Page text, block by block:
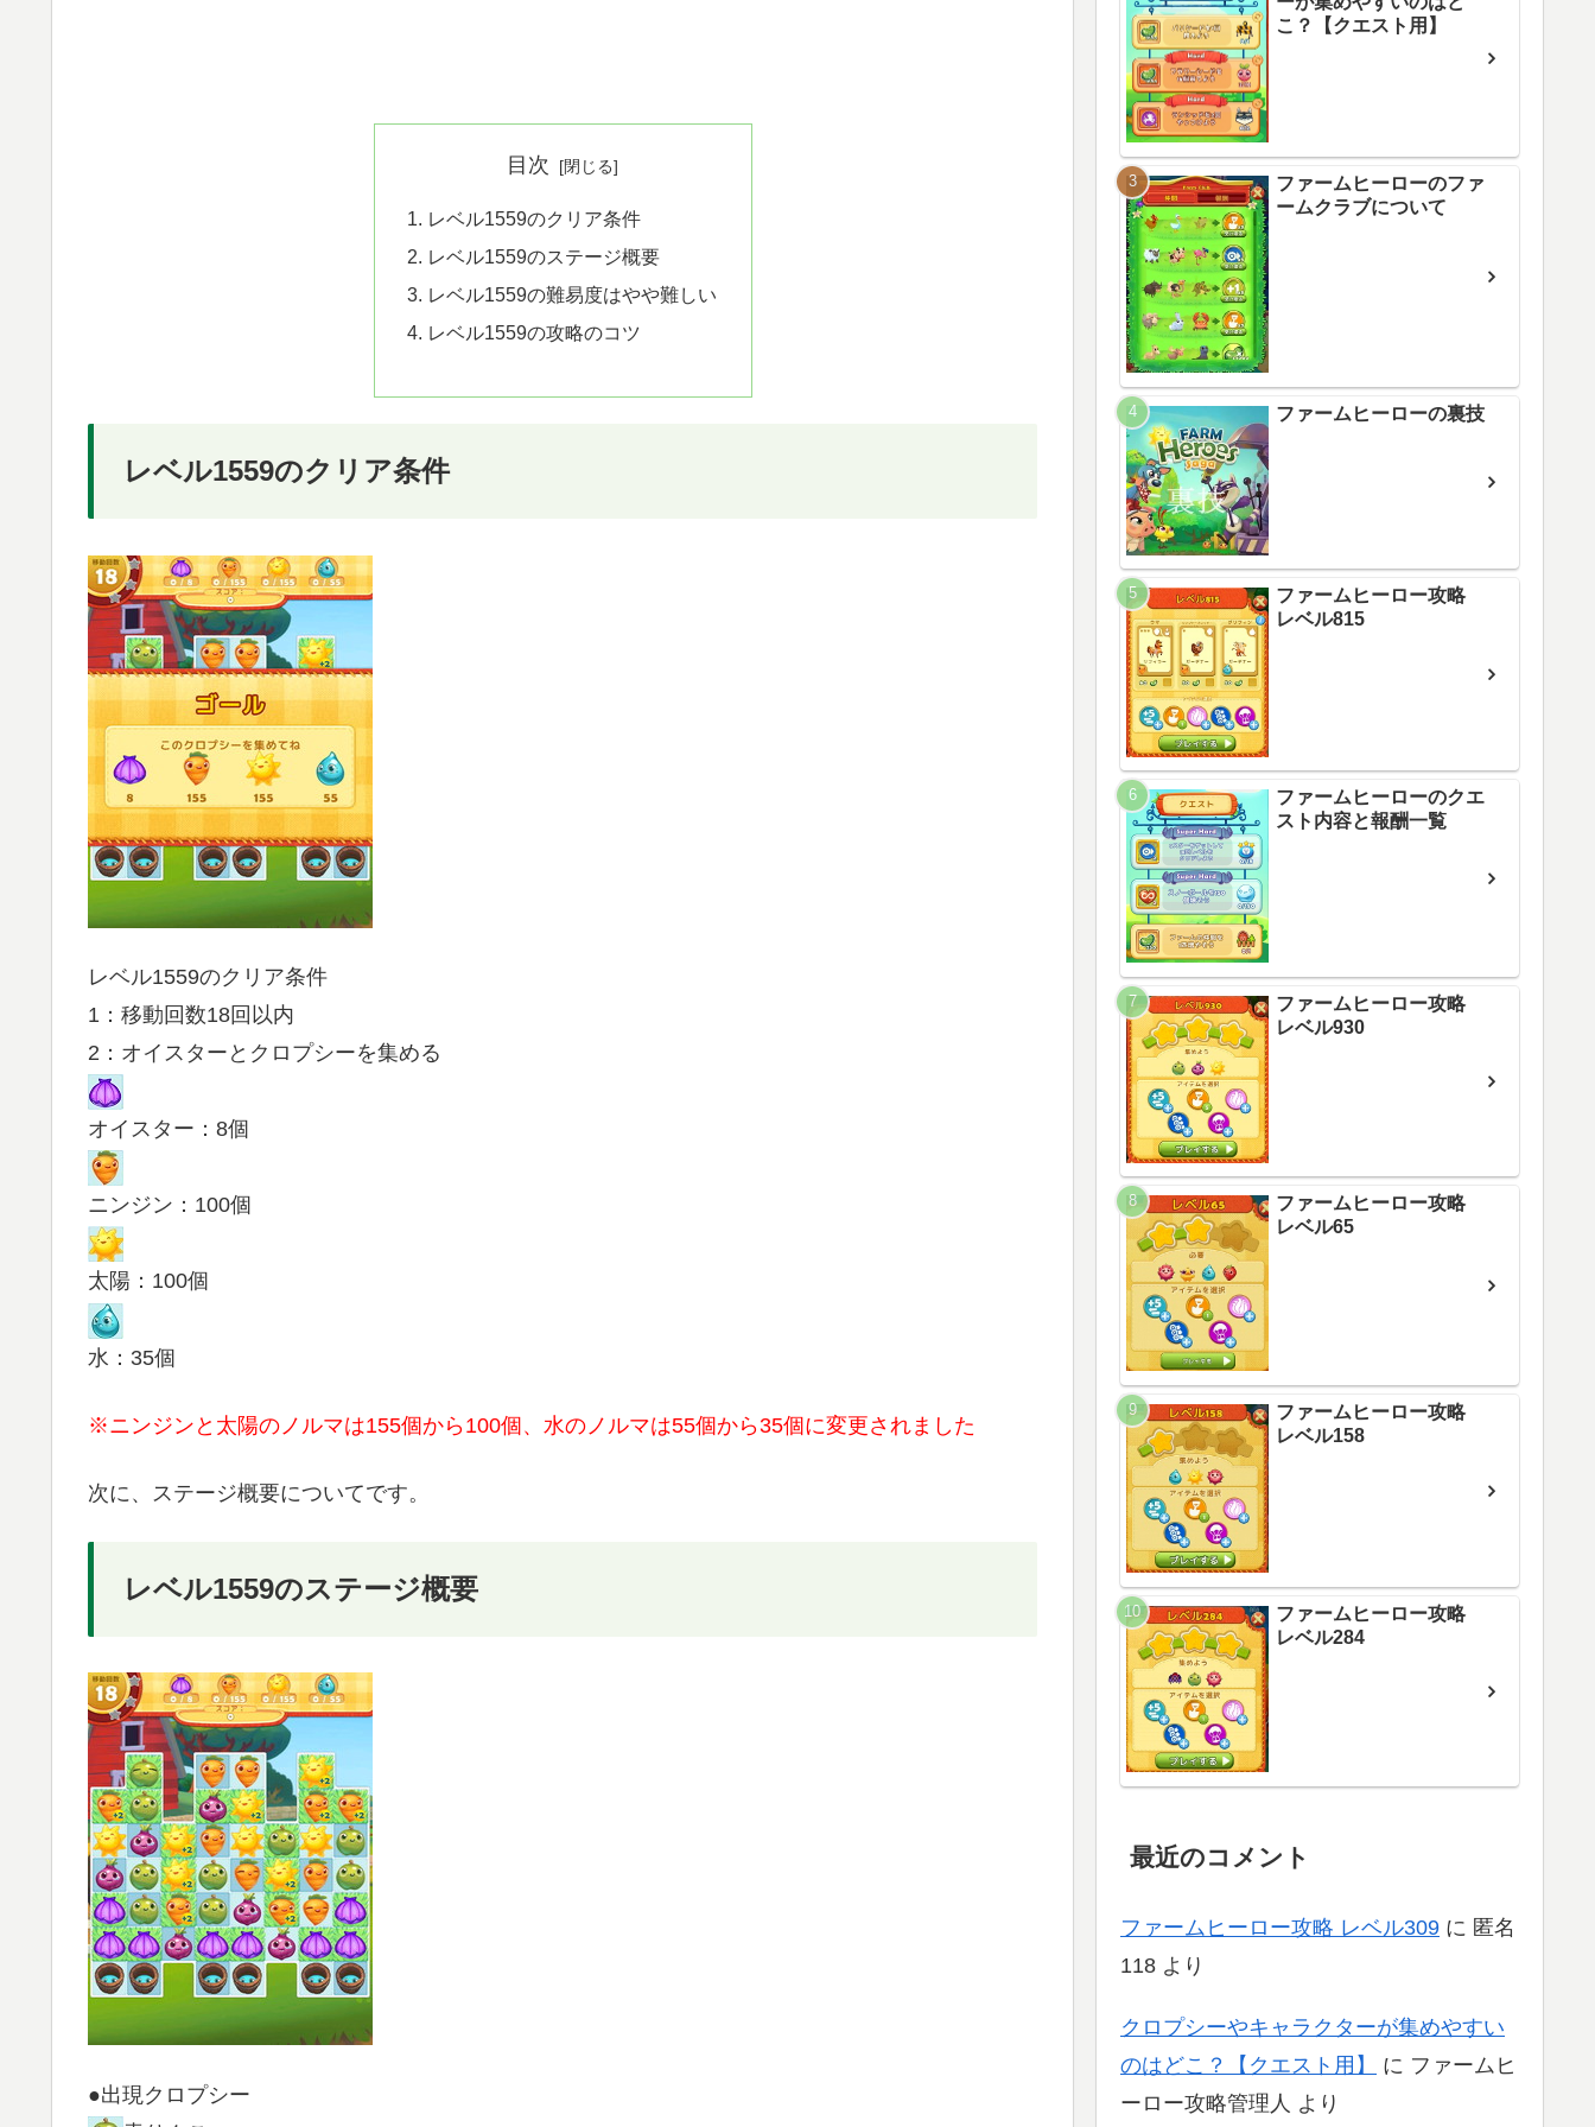
目次
レベル1559のクリア条件
レベル1559のステージ概要
レベル1559の難易度はやや難しい
レベル1559の攻略のコツ
レベル1559のクリア条件
レベル1559のクリア条件
1：移動回数18回以内
2：オイスターとクロプシーを集める
オイスター：8個
ニンジン：100個
太陽：100個
水：35個
※ニンジンと太陽のノルマは155個から100個、水のノルマは55個から35個に変更されました
次に、ステージ概要についてです。
レベル1559のステージ概要
●出現クロプシー
こ？【クエスト用】
ファームヒーローのファ
ームクラブについて
ファームヒーローの裏技
ファームヒーロー攻略
レベル815
ファームヒーローのクエ
スト内容と報酬一覧
ファームヒーロー攻略
レベル930
ファームヒーロー攻略
レベル65
ファームヒーロー攻略
レベル158
ファームヒーロー攻略
レベル284
最近のコメント
ファームヒーロー攻略 レベル309 に 匿名
118 より
クロプシーやキャラクターが集めやすい
のはどこ？【クエスト用】
に ファームヒ
ーロー攻略管理人 より